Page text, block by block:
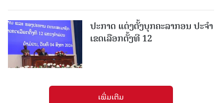
ປະກາດ ແຕ່ງຕັ້ງບຸກຄະລາກອນ ປະຈໍາ
ເຂດເລືອກຕັ້ງທີ 12
ເພີ່ມເຕີມ